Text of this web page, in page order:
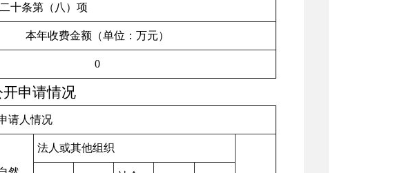
十条第（八）项
本年收费金额（单位：万元）
0
申请情况
请人情况
法人或其他组织